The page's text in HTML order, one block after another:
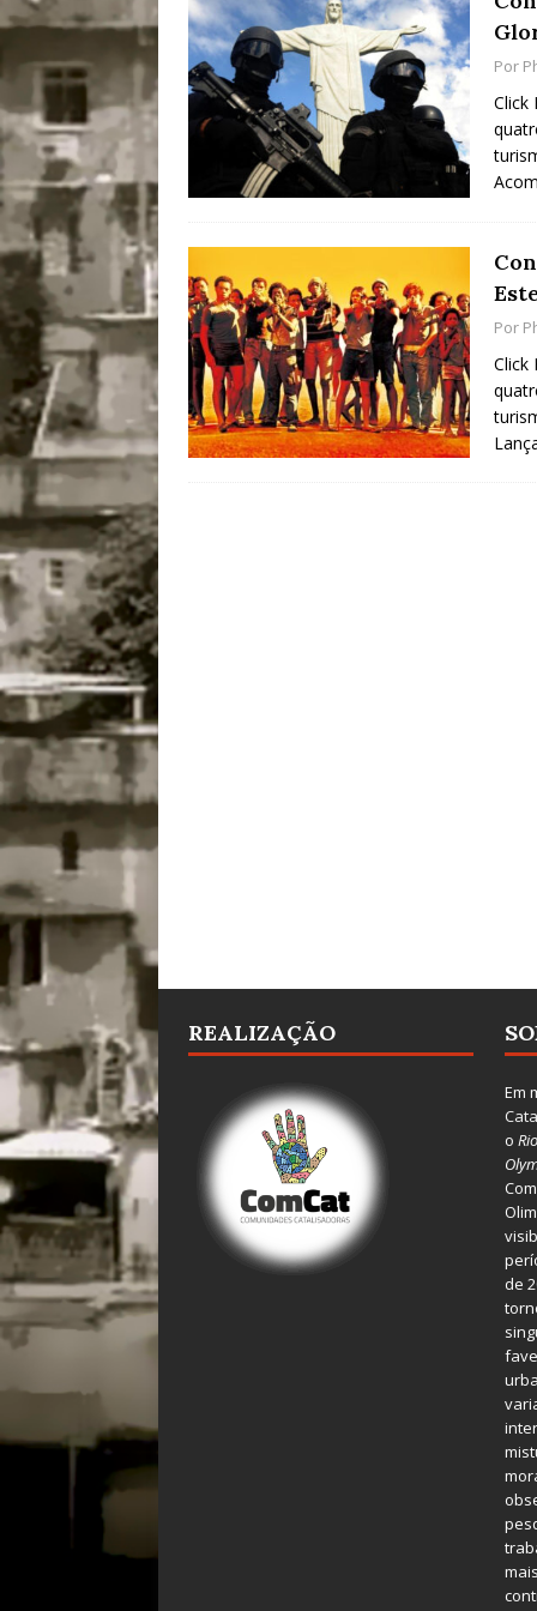
Por
Click
Por
Click
REALIZAÇÃO
Em
o
de